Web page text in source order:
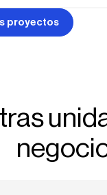
proyectos